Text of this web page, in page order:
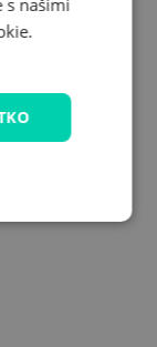
s našimi